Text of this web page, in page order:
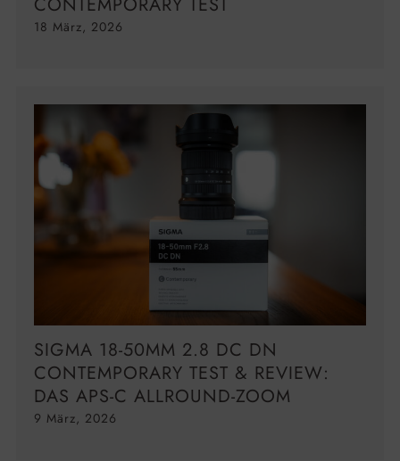
18 März, 2026
SIGMA 18-50MM 2.8 DC DN
CONTEMPORARY TEST & REVIEW:
DAS APS-C ALLROUND-ZOOM
9 März, 2026